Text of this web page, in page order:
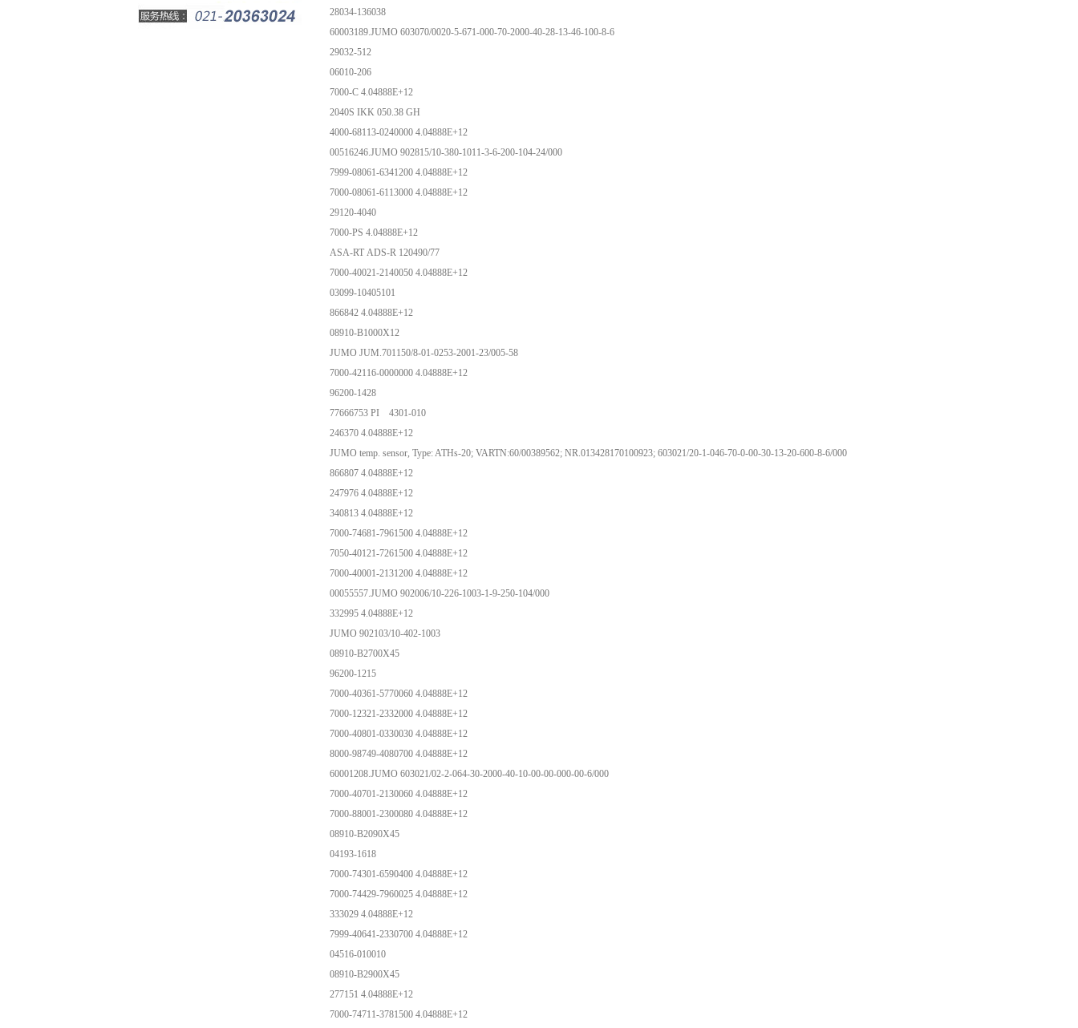
28034-136038
60003189.JUMO 603070/0020-5-671-000-70-2000-40-28-13-46-100-8-6
29032-512
06010-206
7000-C 4.04888E+12
2040S IKK 050.38 GH
4000-68113-0240000 4.04888E+12
00516246.JUMO 902815/10-380-1011-3-6-200-104-24/000
7999-08061-6341200 4.04888E+12
7000-08061-6113000 4.04888E+12
29120-4040
7000-PS 4.04888E+12
ASA-RT ADS-R 120490/77
7000-40021-2140050 4.04888E+12
03099-10405101
866842 4.04888E+12
08910-B1000X12
JUMO JUM.701150/8-01-0253-2001-23/005-58
7000-42116-0000000 4.04888E+12
96200-1428
77666753 PI 4301-010
246370 4.04888E+12
JUMO temp. sensor, Type: ATHs-20; VARTN:60/00389562; NR.013428170100923; 603021/20-1-046-70-0-00-30-13-20-600-8-6/000
866807 4.04888E+12
247976 4.04888E+12
340813 4.04888E+12
7000-74681-7961500 4.04888E+12
7050-40121-7261500 4.04888E+12
7000-40001-2131200 4.04888E+12
00055557.JUMO 902006/10-226-1003-1-9-250-104/000
332995 4.04888E+12
JUMO 902103/10-402-1003
08910-B2700X45
96200-1215
7000-40361-5770060 4.04888E+12
7000-12321-2332000 4.04888E+12
7000-40801-0330030 4.04888E+12
8000-98749-4080700 4.04888E+12
60001208.JUMO 603021/02-2-064-30-2000-40-10-00-00-000-00-6/000
7000-40701-2130060 4.04888E+12
7000-88001-2300080 4.04888E+12
08910-B2090X45
04193-1618
7000-74301-6590400 4.04888E+12
7000-74429-7960025 4.04888E+12
333029 4.04888E+12
7999-40641-2330700 4.04888E+12
04516-010010
08910-B2900X45
277151 4.04888E+12
7000-74711-3781500 4.04888E+12